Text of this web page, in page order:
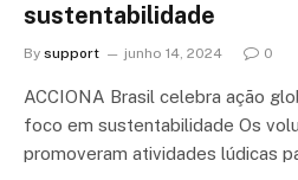
sustentabilidade
By support junho 14, 2024 0
ACCIONA Brasil celebra ação
foco em sustentabilidade Os
promoveram atividades lúdicas